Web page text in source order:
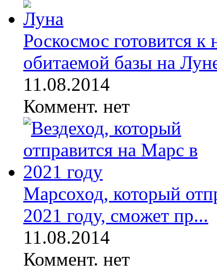
Роскосмос готовится к
обитаемой базы на
11.08.2014
Коммент. нет
Марсоход, который
2021 году, сможет пр...
11.08.2014
Коммент. нет